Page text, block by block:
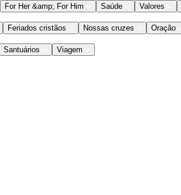
For Her &amp; For Him Saúde Valores
Feriados cristãos Nossas cruzes Oração
Santuários Viagem